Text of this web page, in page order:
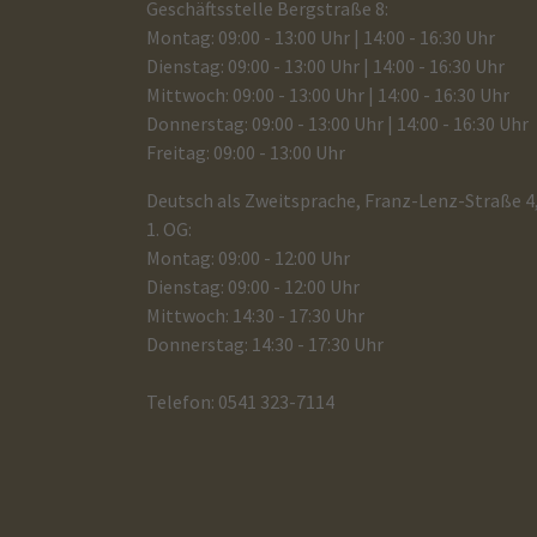
Geschäftsstelle Bergstraße 8:
Montag: 09:00 - 13:00 Uhr | 14:00 - 16:30 Uhr
Dienstag: 09:00 - 13:00 Uhr | 14:00 - 16:30 Uhr
Mittwoch: 09:00 - 13:00 Uhr | 14:00 - 16:30 Uhr
Donnerstag: 09:00 - 13:00 Uhr | 14:00 - 16:30 Uhr
Freitag: 09:00 - 13:00 Uhr
Deutsch als Zweitsprache, Franz-Lenz-Straße
1. OG:
Montag: 09:00 - 12:00 Uhr
Dienstag: 09:00 - 12:00 Uhr
Mittwoch: 14:30 - 17:30 Uhr
Donnerstag: 14:30 - 17:30 Uhr
Telefon: 0541 323-7114